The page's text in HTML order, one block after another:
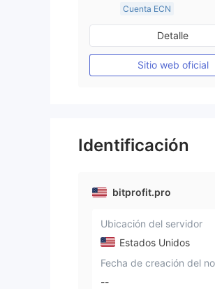
Cuenta ECN
De 10 a 15 años
Supervisión en Australia
Licencia completa de
Detalle
Sitio web oficial
Identificación
bitprofit.pro
Ubicación del servidor
Estados Unidos
Fecha de creación del
--